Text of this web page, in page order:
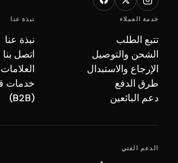
خدمة العملاء
تتبع الطلب
الشحن والتوصيل
الإرجاع والاستبدال
طرق الدفع
دعم البائعين
نبذة عنا
نبذة عنا
اتصل بنا
خدمات
(B2B)
الدعم الفني